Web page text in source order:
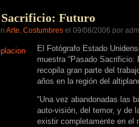
Sacrificio: Futuro
Arte, Costumbres el 09/08/2006 por
El Fotógrafo Estado
muestra “Pasado Sacrificio:
recopila gran parte del
años en la región del
“Una vez abandonadas las
auto-visión, del temor, y de
existir completamente en el